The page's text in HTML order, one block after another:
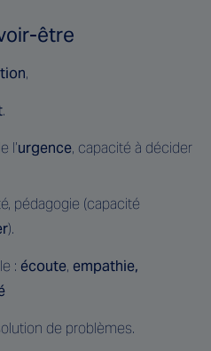
être
,
.
l’urgence, capacité à décider
pédagogie (capacité
).
: écoute, empathie,
de problèmes.